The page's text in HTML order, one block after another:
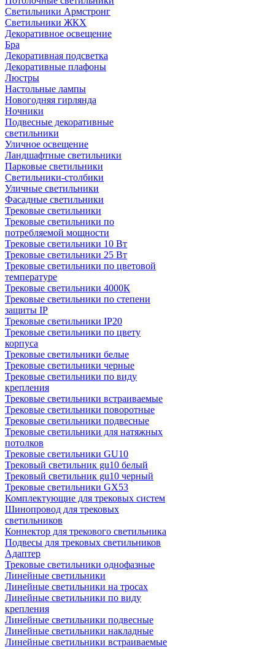
Светильники Армстронг
Светильники ЖКХ
Декоративное освещение
Бра
Декоративная подсветка
Декоративные плафоны
Люстры
Настольные лампы
Новогодняя гирлянда
Ночники
Подвесные декоративные
светильники
Уличное освещение
Ландшафтные светильники
Парковые светильники
Светильники-столбики
Уличные светильники
Фасадные светильники
Трековые светильники
Трековые светильники по
потребляемой мощности
Трековые светильники 10 Вт
Трековые светильники 25 Вт
Трековые светильники по цветовой
температуре
Трековые светильники 4000К
Трековые светильники по степени
защиты IP
Трековые светильники IP20
Трековые светильники по цвету
корпуса
Трековые светильники белые
Трековые светильники черные
Трековые светильники по виду
крепления
Трековые светильники встраиваемые
Трековые светильники поворотные
Трековые светильники подвесные
Трековые светильники для натяжных
потолков
Трековые светильники GU10
Трековый светильник gu10 белый
Трековый светильник gu10 черный
Трековые светильники GX53
Комплектующие для трековых систем
Шинопровод для трековых
светильников
Коннектор для трекового светильника
Подвесы для трековых светильников
Адаптер
Трековые светильники однофазные
Линейные светильники
Линейные светильники на тросах
Линейные светильники по виду
крепления
Линейные светильники подвесные
Линейные светильники накладные
Линейные светильники встраиваемые